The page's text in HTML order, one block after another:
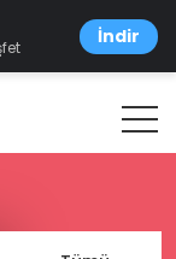
İndir